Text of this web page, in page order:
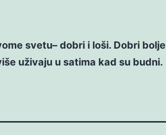
svetu– dobri i loši. Dobri bolje
uživaju u satima kad su budni.